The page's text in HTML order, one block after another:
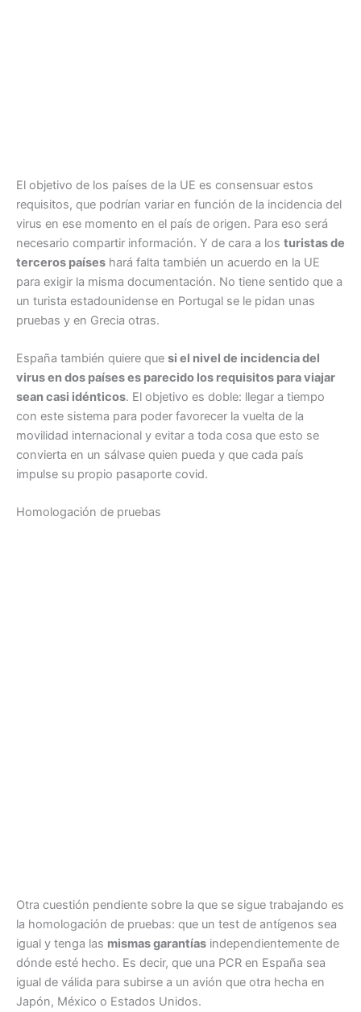
El objetivo de los países de la UE es consensuar estos
requisitos, que podrían variar en función de la incidencia del
virus en ese momento en el país de origen. Para eso será
necesario compartir información. Y de cara a los turistas de
terceros países hará falta también un acuerdo en la UE
para exigir la misma documentación. No tiene sentido que a
un turista estadounidense en Portugal se le pidan unas
pruebas y en Grecia otras.
España también quiere que si el nivel de incidencia del
virus en dos países es parecido los requisitos para viajar
sean casi idénticos. El objetivo es doble: llegar a tiempo
con este sistema para poder favorecer la vuelta de la
movilidad internacional y evitar a toda cosa que esto se
convierta en un sálvase quien pueda y que cada país
impulse su propio pasaporte covid.
Homologación de pruebas
Otra cuestión pendiente sobre la que se sigue trabajando es
la homologación de pruebas: que un test de antígenos sea
igual y tenga las mismas garantías independientemente de
dónde esté hecho. Es decir, que una PCR en España sea
igual de válida para subirse a un avión que otra hecha en
Japón, México o Estados Unidos.